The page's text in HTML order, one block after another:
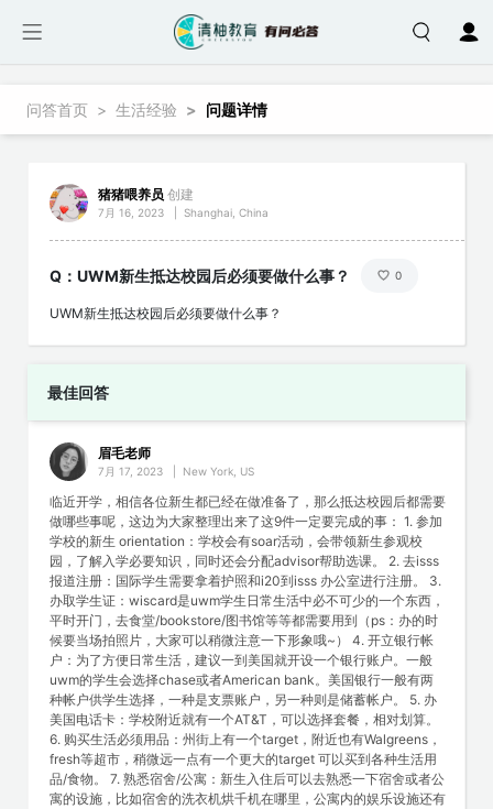
面包屑
问答首页 生活经验 问题详情
猪猪喂养员创建
7月 16, 2023 Shanghai, China
Q：UWM新生抵达校园后必须要做什么事？ 0
UWM新生抵达校园后必须要做什么事？
最佳回答
眉毛老师
7月 17, 2023 New York, US
临近开学，相信各位新生都已经在做准备了，那么抵达校园后都需要
做哪些事呢，这边为大家整理出来了这9件一定要完成的事： 1. 参加
学校的新生 orientation：学校会有soar活动，会带领新生参观校
园，了解入学必要知识，同时还会分配advisor帮助选课。 2. 去isss
报道注册：国际学生需要拿着护照和i20到isss 办公室进行注册。 3.
办取学生证：wiscard是uwm学生日常生活中必不可少的一个东西，
平时开门，去食堂/bookstore/图书馆等等都需要用到（ps：办的时
候要当场拍照片，大家可以稍微注意一下形象哦~） 4. 开立银行帐
户：为了方便日常生活，建议一到美国就开设一个银行账户。一般
uwm的学生会选择chase或者American bank。美国银行一般有两
种帐户供学生选择，一种是支票账户，另一种则是储蓄帐户。 5. 办
美国电话卡：学校附近就有一个AT&T，可以选择套餐，相对划算。
6. 购买生活必须用品：州街上有一个target，附近也有Walgreens，
fresh等超市，稍微远一点有一个更大的target 可以买到各种生活用
品/食物。 7. 熟悉宿舍/公寓：新生入住后可以去熟悉一下宿舍或者公
寓的设施，比如宿舍的洗衣机烘千机在哪里，公寓内的娱乐设施还有